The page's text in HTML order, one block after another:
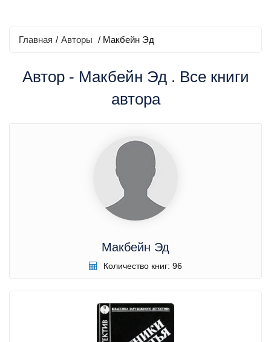
Главная / Авторы / Макбейн Эд
Автор - Макбейн Эд . Все книги
автора
Макбейн Эд
Количество книг: 96